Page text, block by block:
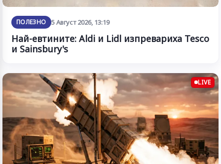
ПОЛЕЗНО 5 Август 2026, 13:19
Най-евтините: Aldi и Lidl изпревариха Tesco
и Sainsbury's
LIVE